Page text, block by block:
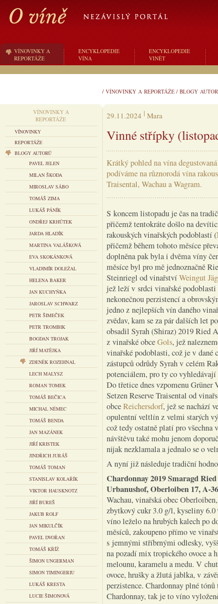
VÍNOVINKY A
REPORTÁŽE
ENCYKLOPEDIE
VÍNA
ENCYKLOPEDIE
VINĚT
/ VÍNOVINKY A REPORTÁŽE / BLOGY
VÍNOVINKY A
REPORTÁŽE
VÍNOVINKY
REPORTÁŽE
BLOGY AUTORŮ
PAVEL JELEN
MILAN ŠKODA
MIROSLAV SÁBO
TOMÁŠ ZIMA
LUKÁŠ PÁNÍK
ONDŘEJ KRHŮTEK
JARDA HLADÍK
MARTINA VALÁŠKOVÁ
EVA SKOKÁNKOVÁ
VLADIMÍR DOLEŽAL
HELENA BAKER
JAN KUCHYŇKA
JAROSLAV SCHWARZ
PETR ŠIMEČEK
PETR TROMBIK
BOGDAN TROJAK
JIŘÍ MATĚJKA
ZDENĚK ROZEHNAL
LECH MALYSZ
ROMAN TOMEK
TOMÁŠ BEČICA
MICHAL NĚMEC
TOMÁŠ BENDA
JAN MAZÁNEK
JIŘÍ KRISTEK
JINDŘICH JURÁŠ
TOMÁŠ TOMAN
STANISLAV KOLAŘÍK
VIKTOR HAUSKNOTZ
JIŘÍ BUREŠ
JAKUB ROLF
JAN MIKULČÍK
PAVEL DVOŘAN
TOMÁŠ KŘÍŽ
ŠIMON UNGERMAN
SIMON TIMINGERIU
LUKÁŠ KRESTA
LUCIE ŠIMONOVÁ
29.11.2024 Mara
Vinné střípky
Krátký pohled na vína
podíváme na různorodá vína
Traisental, Wachau a Wagram.
S koncem listopadu je čas na
přičemž tentokráte došlo na
rakouských vinařských podoblastí (
přičemž během tohoto měsíce
doplněna pak byla i dvěma víny
měsíce byl pro mě jednoznačně
Steinriegl od vinařstvíWeingut
jež leží v srdci vinařské podoblasti
nekonečnou perzistencí a
jedno z nejlepších vín daného
zvědav, kam se za pár dalších let
obsadil Syrah (Shiraz) 2019 Ried
z vinařské obceGols, jež
vinařské podoblasti, což je v dané
zástupců odrůdy Syrah v celém
potenciálem, pro ty co
Do třetice dnes vzpomenu
Setzen Reserve Traisental od
obceReichersdorf, jež se nachází
opulentní veltlín z velmi starých
což tedy ostatně platí pro
návštěvu také mohu jenom
nijak nezklamala a jednalo se o
A nyní již následuje tradiční
Chardonnay 2019 Smaragd
Urbanushof, Oberloiben 17, A-
Wachau, vinařská obec
zbytkový cukr 3.0 g/l, kyseliny
víno leželo na hrubých kalech po
měsíců, zakoupeno přímo ve
s jemnými stříbrnými odlesky,
na pozadí mix tropického ovoce a
melounu, karamelu a medu. V
ovoce, hrušky a žlutá jablka, v
perzistence. Chardonnay plné
Chardonnay, tak je to víno